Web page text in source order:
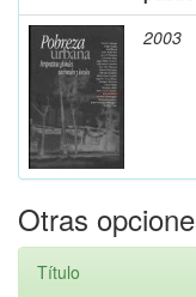
2003
Otras
Título